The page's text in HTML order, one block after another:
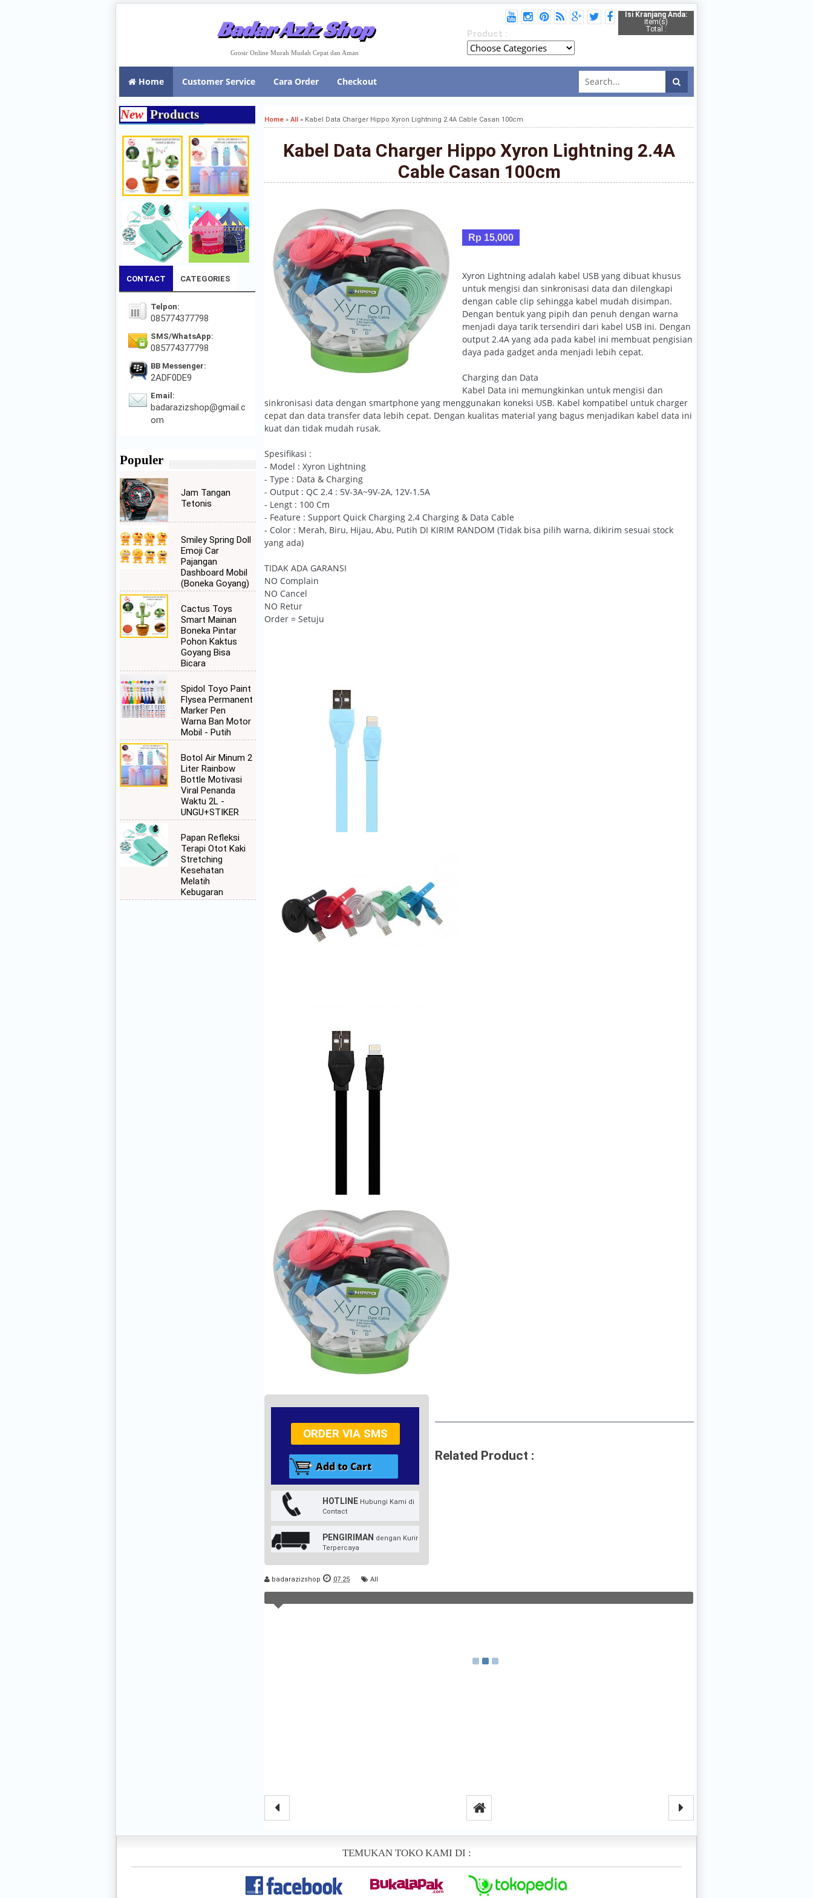
Badar Aziz Shop
Grosir Online Murah Mudah Cepat dan Aman
Isi Kranjang Anda:
item(s)
Total :
Product :
Home Customer Service Cara Order Checkout
Home » All » Kabel Data Charger Hippo Xyron Lightning 2.4A Cable Casan 100cm
Kabel Data Charger Hippo Xyron Lightning 2.4A
Cable Casan 100cm
Rp 15,000
Xyron Lightning adalah kabel USB yang dibuat khusus
untuk mengisi dan sinkronisasi data dan dilengkapi
dengan cable clip sehingga kabel mudah disimpan.
Dengan bentuk yang pipih dan penuh dengan warna
menjadi daya tarik tersendiri dari kabel USB ini. Dengan
output 2.4A yang ada pada kabel ini membuat pengisian
daya pada gadget anda menjadi lebih cepat.
Charging dan Data
Kabel Data ini memungkinkan untuk mengisi dan
sinkronisasi data dengan smartphone yang menggunakan koneksi USB. Kabel kompatibel untuk charger
cepat dan data transfer data lebih cepat. Dengan kualitas material yang bagus menjadikan kabel data ini
kuat dan tidak mudah rusak.
Spesifikasi :
- Model : Xyron Lightning
- Type : Data & Charging
- Output : QC 2.4 : 5V-3A~9V-2A, 12V-1.5A
- Lengt : 100 Cm
- Feature : Support Quick Charging 2.4 Charging & Data Cable
- Color : Merah, Biru, Hijau, Abu, Putih DI KIRIM RANDOM (Tidak bisa pilih warna, dikirim sesuai stock
yang ada)
TIDAK ADA GARANSI
NO Complain
NO Cancel
NO Retur
Order = Setuju
ORDER VIA SMS
HOTLINE Hubungi Kami di
Contact
PENGIRIMAN dengan Kurir
Terpercaya
Related Product :
badarazizshop 07.25 All
New Products
CONTACT CATEGORIES
Telpon:
085774377798
SMS/WhatsApp:
085774377798
BB Messenger:
2ADF0DE9
Email:
badarazizshop@gmail.c
om
Populer
Jam Tangan
Tetonis
Smiley Spring Doll
Emoji Car
Pajangan
Dashboard Mobil
(Boneka Goyang)
Cactus Toys
Smart Mainan
Boneka Pintar
Pohon Kaktus
Goyang Bisa
Bicara
Spidol Toyo Paint
Flysea Permanent
Marker Pen
Warna Ban Motor
Mobil - Putih
Botol Air Minum 2
Liter Rainbow
Bottle Motivasi
Viral Penanda
Waktu 2L -
UNGU+STIKER
Papan Refleksi
Terapi Otot Kaki
Stretching
Kesehatan
Melatih
Kebugaran
TEMUKAN TOKO KAMI DI :